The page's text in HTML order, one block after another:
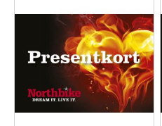
produkten
varianter.
De
alternativen
kan
väljas